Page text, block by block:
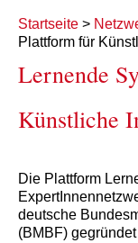
Startseite >
Plattform für
Lernende
Künstliche
Die Plattform
deutsche
(BMBF)